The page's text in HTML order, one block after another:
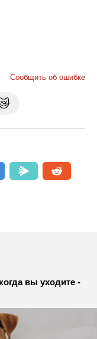
Сообщить об ошибке
вы уходите -